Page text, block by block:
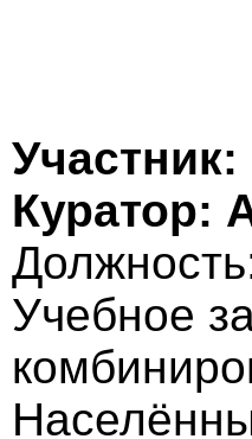
Куратор:
Учебное